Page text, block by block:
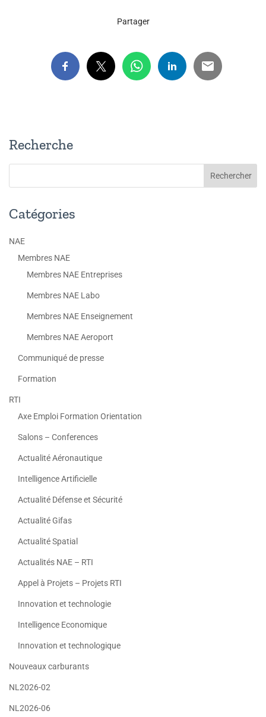
Partager
Recherche
Catégories
NAE
Membres NAE
Membres NAE Entreprises
Membres NAE Labo
Membres NAE Enseignement
Membres NAE Aeroport
Communiqué de presse
Formation
RTI
Axe Emploi Formation Orientation
Salons – Conferences
Actualité Aéronautique
Intelligence Artificielle
Actualité Défense et Sécurité
Actualité Gifas
Actualité Spatial
Actualités NAE – RTI
Appel à Projets – Projets RTI
Innovation et technologie
Intelligence Economique
Innovation et technologique
Nouveaux carburants
NL2026-02
NL2026-06